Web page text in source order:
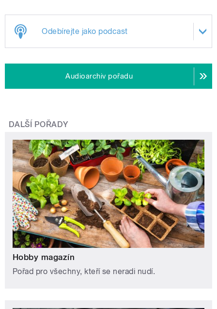
Odebírejte jako podcast
Audioarchiv pořadu
DALŠÍ POŘADY
Hobby magazín
Pořad pro všechny, kteří se neradi nudí.